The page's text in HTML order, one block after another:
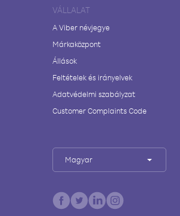
VÁLLALAT
A Viber névjegye
Márkaközpont
Állások
Feltételek és irányelvek
Adatvédelmi szabályzat
Customer Complaints Code
Magyar